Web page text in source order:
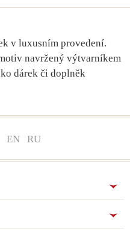
v luxusním provedení.
navržený výtvarníkem
dárek či doplněk
EN RU